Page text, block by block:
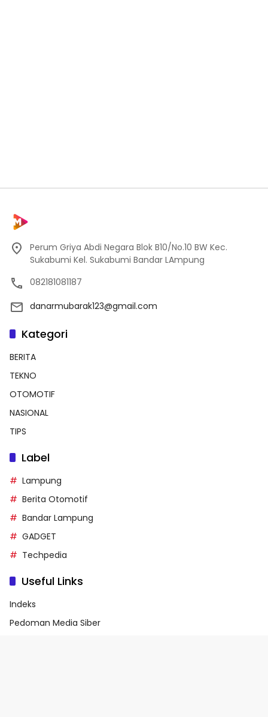
Perum Griya Abdi Negara Blok B10/No.10 BW Kec.
Sukabumi Kel. Sukabumi Bandar LAmpung
082181081187
danarmubarak123@gmail.com
Kategori
BERITA
TEKNO
OTOMOTIF
NASIONAL
TIPS
Label
Lampung
Berita Otomotif
Bandar Lampung
GADGET
Techpedia
Useful Links
Indeks
Pedoman Media Siber